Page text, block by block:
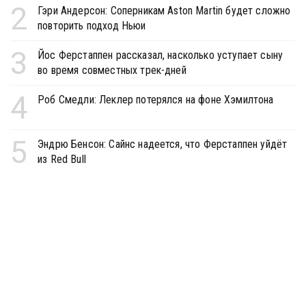
2
Гэри Андерсон: Соперникам Aston Martin будет сложно
повторить подход Ньюи
3
Йос Ферстаппен рассказал, насколько уступает сыну
во время совместных трек-дней
4 Роб Смедли: Леклер потерялся на фоне Хэмилтона
5
Эндрю Бенсон: Сайнс надеется, что Ферстаппен уйдёт
из Red Bull